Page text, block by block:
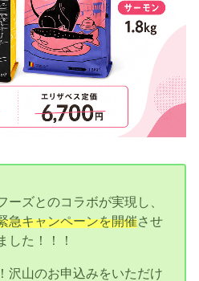
ーズとのコラボが実現し、
急キャンペーンを開催させ
した！！！
沢山のお申込みをいただけ